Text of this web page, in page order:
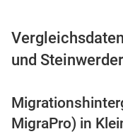
und Steinwerder
MigraPro) in